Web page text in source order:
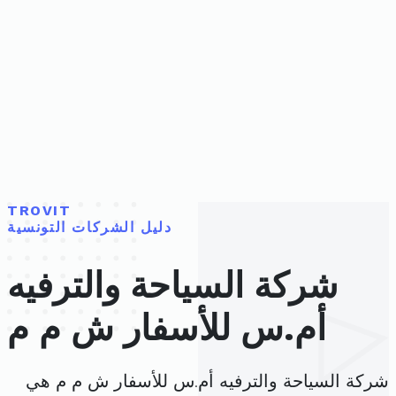
TROVIT
دليل الشركات التونسية
شركة السياحة والترفيه
أم.س للأسفار ش م م
شركة السياحة والترفيه أم.س للأسفار ش م م هي